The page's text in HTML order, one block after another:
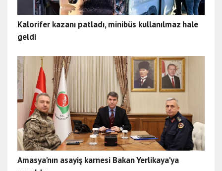
Kalorifer kazanı patladı, minibüs kullanılmaz hale
geldi
Amasya'nın asayiş karnesi Bakan Yerlikaya'ya